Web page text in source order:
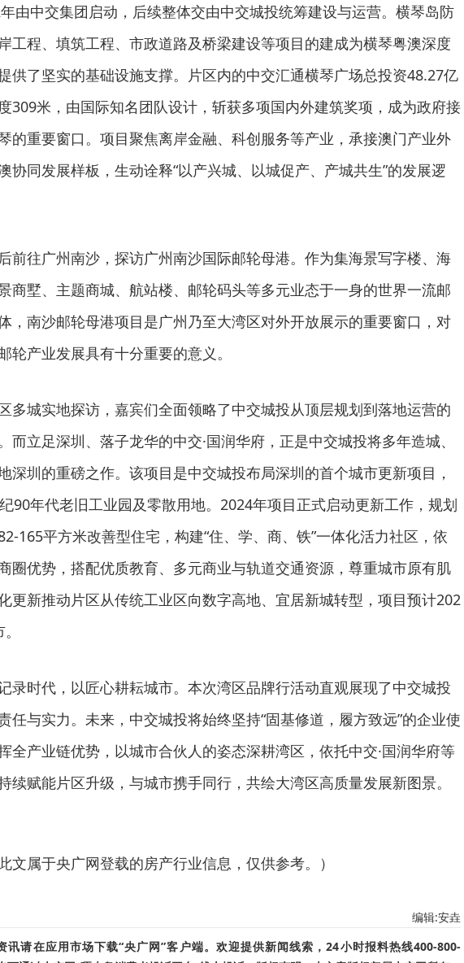
由中交集团启动，后续整体交由中交城投统筹建设与运营。横琴岛防
工程、填筑工程、市政道路及桥梁建设等项目的建成为横琴粤澳深度
供了坚实的基础设施支撑。片区内的中交汇通横琴广场总投资48.27亿
309米，由国际知名团队设计，斩获多项国内外建筑奖项，成为政府接
的重要窗口。项目聚焦离岸金融、科创服务等产业，承接澳门产业外
协同发展样板，生动诠释“以产兴城、以城促产、产城共生”的发展逻
前往广州南沙，探访广州南沙国际邮轮母港。作为集海景写字楼、海
商墅、主题商城、航站楼、邮轮码头等多元业态于一身的世界一流邮
，南沙邮轮母港项目是广州乃至大湾区对外开放展示的重要窗口，对
轮产业发展具有十分重要的意义。
多城实地探访，嘉宾们全面领略了中交城投从顶层规划到落地运营的
而立足深圳、落子龙华的中交·国润华府，正是中交城投将多年造城、
深圳的重磅之作。该项目是中交城投布局深圳的首个城市更新项目，
90年代老旧工业园及零散用地。2024年项目正式启动更新工作，规划
165平方米改善型住宅，构建“住、学、商、铁”一体化活力社区，依
圈优势，搭配优质教育、多元商业与轨道交通资源，尊重城市原有肌
更新推动片区从传统工业区向数字高地、宜居新城转型，项目预计202
录时代，以匠心耕耘城市。本次湾区品牌行活动直观展现了中交城投
任与实力。未来，中交城投将始终坚持“固基修道，履方致远”的企业使
全产业链优势，以城市合伙人的姿态深耕湾区，依托中交·国润华府等
续赋能片区升级，与城市携手同行，共绘大湾区高质量发展新图景。
此文属于央广网登载的房产行业信息，仅供参考。）
编辑:安垚
讯请在应用市场下载“央广网”客户端。欢迎提供新闻线索，24小时报料热线400-800-